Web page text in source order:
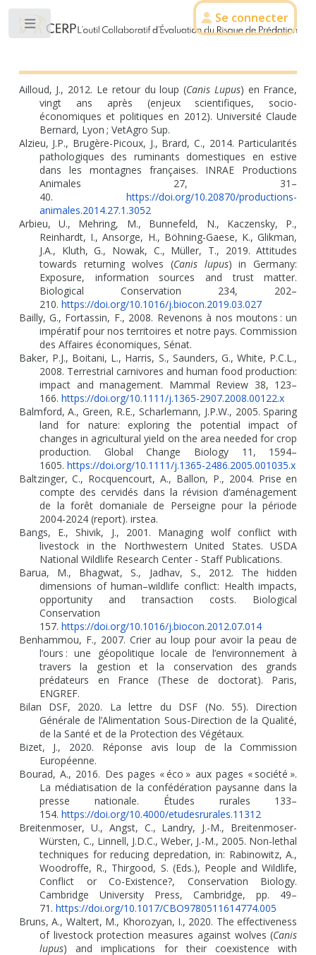
Se connecter
Ailloud, J., 2012. Le retour du loup (Canis Lupus) en France,
vingt ans après (enjeux scientifiques, socio-
économiques et politiques en 2012). Université Claude
Bernard, Lyon ; VetAgro Sup.
Alzieu, J.P., Brugère-Picoux, J., Brard, C., 2014. Particularités
pathologiques des ruminants domestiques en estive
dans les montagnes françaises. INRAE Productions
Animales 27, 31–
40.
https://doi.org/10.20870/productions-
animales.2014.27.1.3052
Arbieu, U., Mehring, M., Bunnefeld, N., Kaczensky, P.,
Reinhardt, I., Ansorge, H., Böhning-Gaese, K., Glikman,
J.A., Kluth, G., Nowak, C., Müller, T., 2019. Attitudes
towards returning wolves (Canis lupus) in Germany:
Exposure, information sources and trust matter.
Biological Conservation 234, 202–
210. https://doi.org/10.1016/j.biocon.2019.03.027
Bailly, G., Fortassin, F., 2008. Revenons à nos moutons : un
impératif pour nos territoires et notre pays. Commission
des Affaires économiques, Sénat.
Baker, P.J., Boitani, L., Harris, S., Saunders, G., White, P.C.L.,
2008. Terrestrial carnivores and human food production:
impact and management. Mammal Review 38, 123–
166. https://doi.org/10.1111/j.1365-2907.2008.00122.x
Balmford, A., Green, R.E., Scharlemann, J.P.W., 2005. Sparing
land for nature: exploring the potential impact of
changes in agricultural yield on the area needed for crop
production. Global Change Biology 11, 1594–
1605. https://doi.org/10.1111/j.1365-2486.2005.001035.x
Baltzinger, C., Rocquencourt, A., Ballon, P., 2004. Prise en
compte des cervidés dans la révision d’aménagement
de la forêt domaniale de Perseigne pour la période
2004-2024 (report). irstea.
Bangs, E., Shivik, J., 2001. Managing wolf conflict with
livestock in the Northwestern United States. USDA
National Wildlife Research Center - Staff Publications.
Barua, M., Bhagwat, S., Jadhav, S., 2012. The hidden
dimensions of human–wildlife conflict: Health impacts,
opportunity and transaction costs. Biological
Conservation
157. https://doi.org/10.1016/j.biocon.2012.07.014
Benhammou, F., 2007. Crier au loup pour avoir la peau de
l’ours : une géopolitique locale de l’environnement à
travers la gestion et la conservation des grands
prédateurs en France (These de doctorat). Paris,
ENGREF.
Bilan DSF, 2020. La lettre du DSF (No. 55). Direction
Générale de l’Alimentation Sous-Direction de la Qualité,
de la Santé et de la Protection des Végétaux.
Bizet, J., 2020. Réponse avis loup de la Commission
Européenne.
Bourad, A., 2016. Des pages «éco » aux pages « société ».
La médiatisation de la confédération paysanne dans la
presse nationale. Études rurales 133–
154. https://doi.org/10.4000/etudesrurales.11312
Breitenmoser, U., Angst, C., Landry, J.-M., Breitenmoser-
Würsten, C., Linnell, J.D.C., Weber, J.-M., 2005. Non-lethal
techniques for reducing depredation, in: Rabinowitz, A.,
Woodroffe, R., Thirgood, S. (Eds.), People and Wildlife,
Conflict or Co-Existence?, Conservation Biology.
Cambridge University Press, Cambridge, pp. 49–
71. https://doi.org/10.1017/CBO9780511614774.005
Bruns, A., Waltert, M., Khorozyan, I., 2020. The effectiveness
of livestock protection measures against wolves (Canis
lupus) and implications for their coexistence with
Toggle